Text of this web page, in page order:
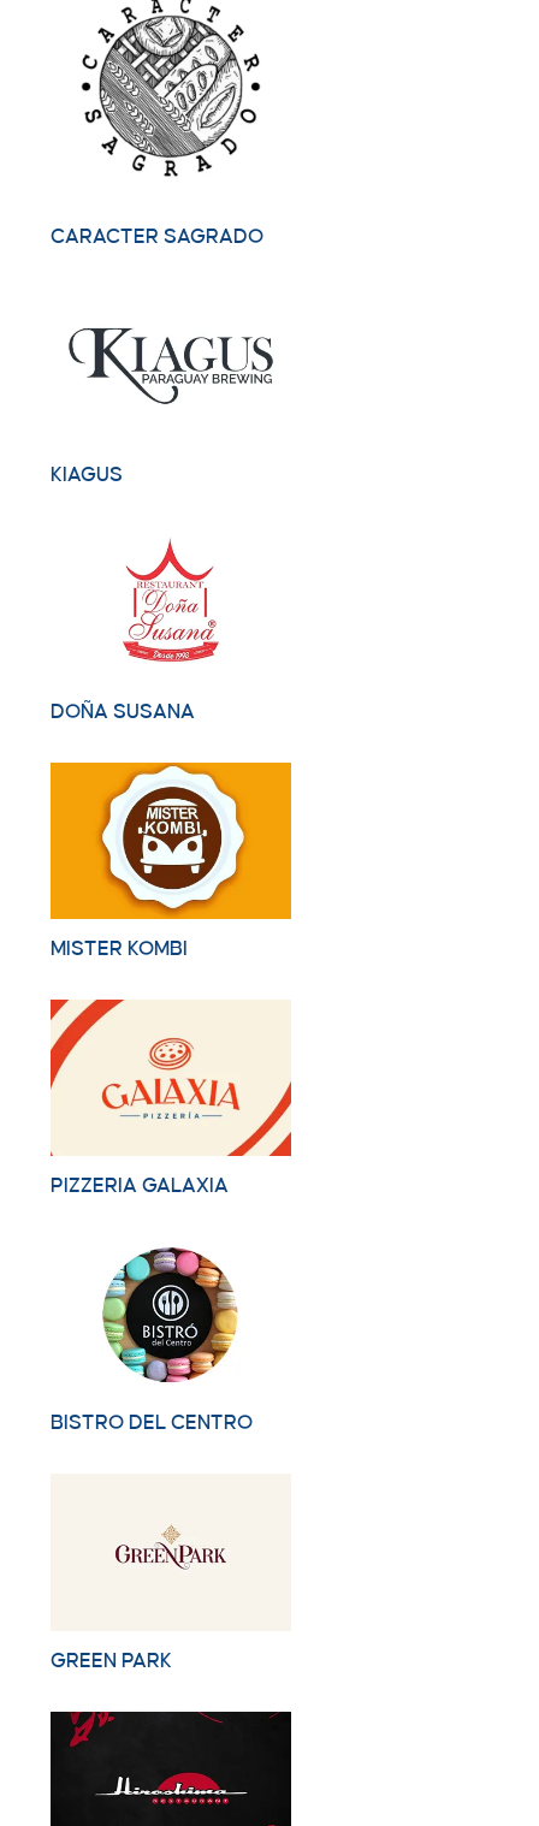
CARACTER SAGRADO
KIAGUS
DOÑA SUSANA
MISTER KOMBI
PIZZERIA GALAXIA
BISTRO DEL CENTRO
GREEN PARK